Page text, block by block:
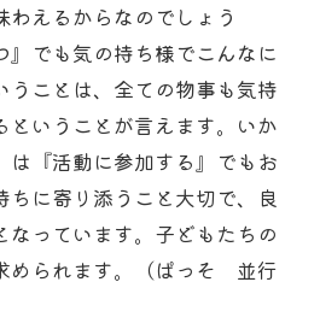
わえるからなのでしょう
』でも気の持ち様でこんなに
うことは、全ての物事も気持
ということが言えます。いか
は『活動に参加する』でもお
ちに寄り添うこと大切で、良
なっています。子どもたちの
められます。（ぱっそ 並行